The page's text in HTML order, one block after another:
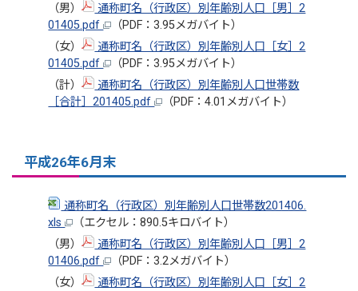
（男）
通称町名（行政区）別年齢別人口［男］2
01405.pdf
（PDF：3.95メガバイト）
（女）
通称町名（行政区）別年齢別人口［女］2
01405.pdf
（PDF：3.95メガバイト）
（計）
通称町名（行政区）別年齢別人口世帯数
［合計］201405.pdf
（PDF：4.01メガバイト）
平成26年6月末
通称町名（行政区）別年齢別人口世帯数201406.
xls
（エクセル：890.5キロバイト）
（男）
通称町名（行政区）別年齢別人口［男］2
01406.pdf
（PDF：3.2メガバイト）
（女）
通称町名（行政区）別年齢別人口［女］2